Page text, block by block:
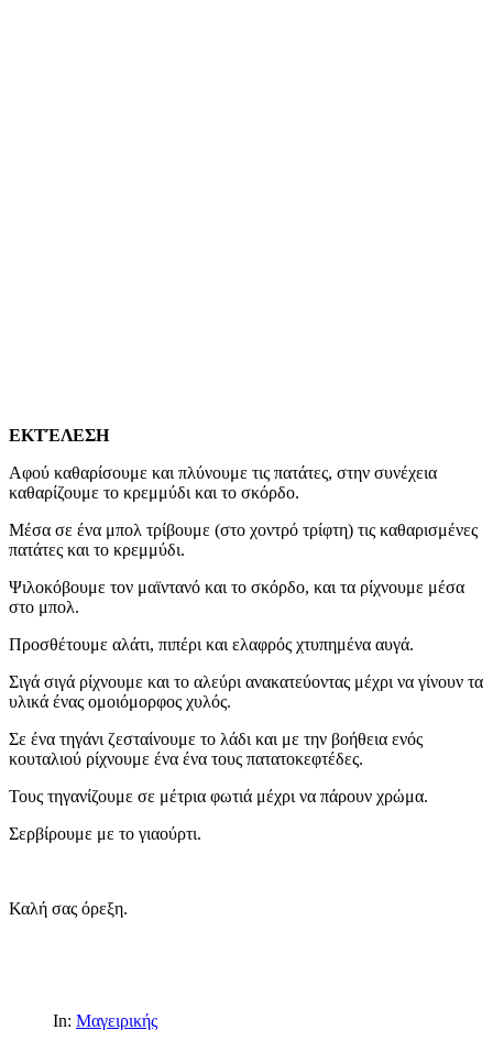
ΕΚΤΈΛΕΣΗ
Αφού καθαρίσουμε και πλύνουμε τις πατάτες, στην συνέχεια
καθαρίζουμε το κρεμμύδι και το σκόρδο.
Μέσα σε ένα μπολ τρίβουμε (στο χοντρό τρίφτη) τις καθαρισμένες
πατάτες και το κρεμμύδι.
Ψιλοκόβουμε τον μαϊντανό και το σκόρδο, και τα ρίχνουμε μέσα
στο μπολ.
Προσθέτουμε αλάτι, πιπέρι και ελαφρός χτυπημένα αυγά.
Σιγά σιγά ρίχνουμε και το αλεύρι ανακατεύοντας μέχρι να γίνουν τα
υλικά ένας ομοιόμορφος χυλός.
Σε ένα τηγάνι ζεσταίνουμε το λάδι και με την βοήθεια ενός
κουταλιού ρίχνουμε ένα ένα τους πατατοκεφτέδες.
Τους τηγανίζουμε σε μέτρια φωτιά μέχρι να πάρουν χρώμα.
Σερβίρουμε με το γιαούρτι.
Καλή σας όρεξη.
In: Μαγειρικής